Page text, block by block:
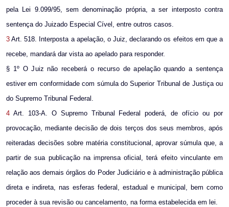
pela Lei 9.099/95, sem denominação própria, a ser interposto contra
sentença do Juizado Especial Cível, entre outros casos.
3 Art. 518. Interposta a apelação, o Juiz, declarando os efeitos em que a
recebe, mandará dar vista ao apelado para responder.
§ 1º O Juiz não receberá o recurso de apelação quando a sentença
estiver em conformidade com súmula do Superior Tribunal de Justiça ou
do Supremo Tribunal Federal.
4 Art. 103-A. O Supremo Tribunal Federal poderá, de ofício ou por
provocação, mediante decisão de dois terços dos seus membros, após
reiteradas decisões sobre matéria constitucional, aprovar súmula que, a
partir de sua publicação na imprensa oficial, terá efeito vinculante em
relação aos demais órgãos do Poder Judiciário e à administração pública
direta e indireta, nas esferas federal, estadual e municipal, bem como
proceder à sua revisão ou cancelamento, na forma estabelecida em lei.